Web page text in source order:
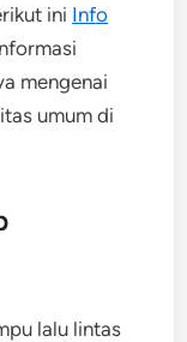
ini Info
mengenai
umum di
lalu lintas